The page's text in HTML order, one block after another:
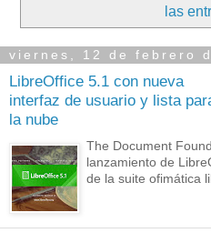
las
viernes, 12 de febrero
LibreOffice 5.1 con nueva
interfaz de usuario y lista
la nube
The Document
lanzamiento de
de la suite ofimática